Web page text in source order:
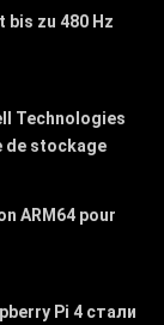
zu 480 Hz
Technologies
de stockage
ARM64 pour
Pi 4 стали